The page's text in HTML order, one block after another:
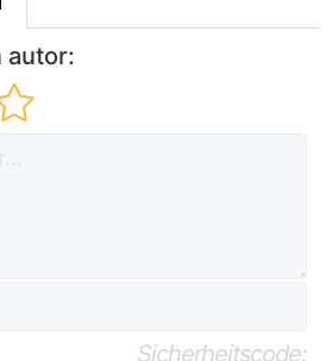
autor:
Sicherheitscode: